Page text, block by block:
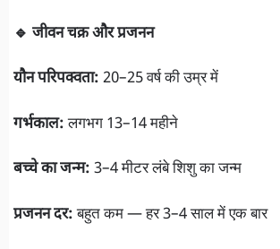
🔹 जीवन चक्र और प्रजनन
यौन परिपक्वता: 20–25 वर्ष की उम्र में
गर्भकाल:लगभग 13–14 महीने
बच्चे का जन्म: 3–4 मीटर लंबे शिशु का जन्म
प्रजनन दर:बहुत कम — हर 3–4 साल में एक बार